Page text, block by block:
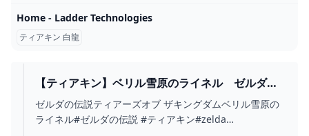
Home - Ladder Technologies
ティアキン 白龍
【ティアキン】ベリル雪原のライネル ゼルダの
伝説ティアーズオブ ザキングダム #ゼルダの伝
説 #ティアキン #ZELDA #SHORTS - YOUTUBE
ゼルダの伝説ティアーズオブ ザキングダムベリル雪原の
ライネル#ゼルダの伝説 #ティアキン#zelda